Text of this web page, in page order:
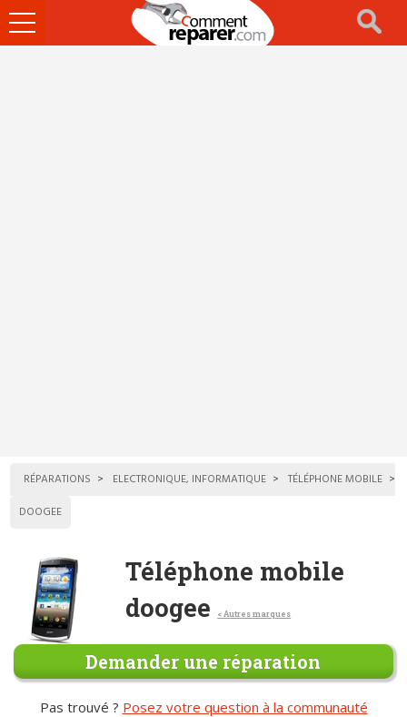
Ouvrir
le
RÉPARATIONS ELECTRONIQUE, INFORMATIQUE
TÉLÉPHONE MOBILE
DOOGEE
Téléphone mobile
doogee
< Autres marques
Demander une réparation
Pas trouvé ? Posez votre question à la communauté